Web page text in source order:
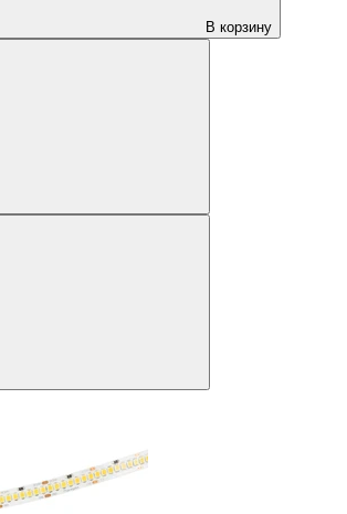
В корзину